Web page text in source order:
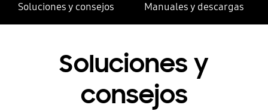
Soluciones y consejos Manuales y descargas
Soluciones y
consejos